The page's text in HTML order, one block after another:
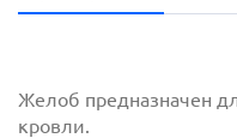
Желоб предназначен
кровли.